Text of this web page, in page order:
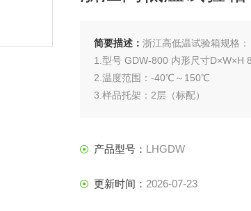
简要描述： 浙江高低温试验箱规格：
1.型号 GDW-800 内形尺寸D×W×H
2.温度范围：-40℃～150℃
3.样品托架：2层（标配）
产品型号： LHGDW
更新时间： 2026-07-23